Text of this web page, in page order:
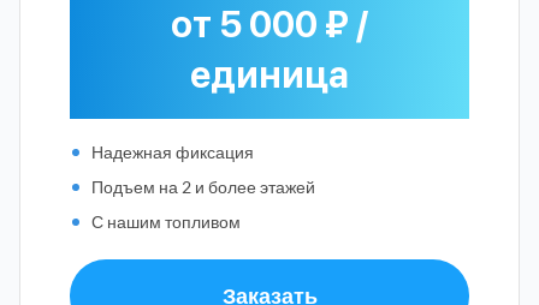
от 5 000 ₽ /
единица
Надежная фиксация
Подъем на 2 и более этажей
С нашим топливом
Заказать